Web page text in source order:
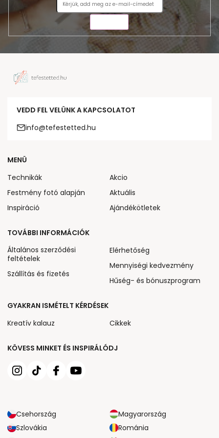
VEDD FEL VELÜNK A KAPCSOLATOT
info@tefestetted.hu
KÖVESS MINKET ÉS INSPIRÁLÓDJ
Csehország
Magyarország
Szlovákia
Románia
MENÜ
Technikák
Festmény fotó alapján
Inspiráció
Akcio
Aktuális
Ajándékötletek
TOVÁBBI INFORMÁCIÓK
Általános szerződési
feltételek
Szállítás és fizetés
Elérhetőség
Mennyiségi kedvezmény
Hűség- és bónuszprogram
GYAKRAN ISMÉTELT KÉRDÉSEK
Kreatív kalauz
Cikkek